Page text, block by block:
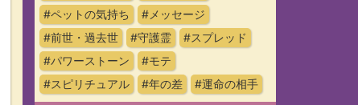
#ペットの気持ち
#メッセージ
#前世・過去世
#守護霊
#スプレッド
#パワーストーン
#モテ
#スピリチュアル
#年の差 #運命の相手